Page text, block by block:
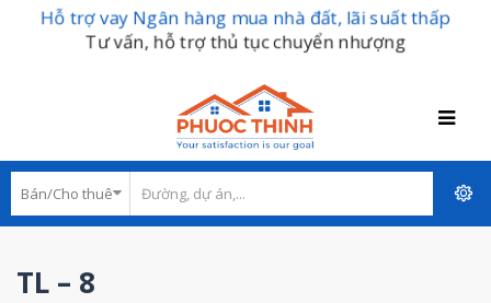
Hỗ trợ vay Ngân hàng mua nhà đất, lãi suất thấp
Tư vấn, hỗ trợ thủ tục chuyển nhượng
TL – 8